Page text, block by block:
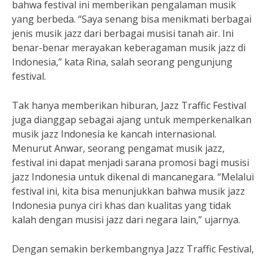
bahwa festival ini memberikan pengalaman musik
yang berbeda. “Saya senang bisa menikmati berbagai
jenis musik jazz dari berbagai musisi tanah air. Ini
benar-benar merayakan keberagaman musik jazz di
Indonesia,” kata Rina, salah seorang pengunjung
festival.
Tak hanya memberikan hiburan, Jazz Traffic Festival
juga dianggap sebagai ajang untuk memperkenalkan
musik jazz Indonesia ke kancah internasional.
Menurut Anwar, seorang pengamat musik jazz,
festival ini dapat menjadi sarana promosi bagi musisi
jazz Indonesia untuk dikenal di mancanegara. “Melalui
festival ini, kita bisa menunjukkan bahwa musik jazz
Indonesia punya ciri khas dan kualitas yang tidak
kalah dengan musisi jazz dari negara lain,” ujarnya.
Dengan semakin berkembangnya Jazz Traffic Festival,